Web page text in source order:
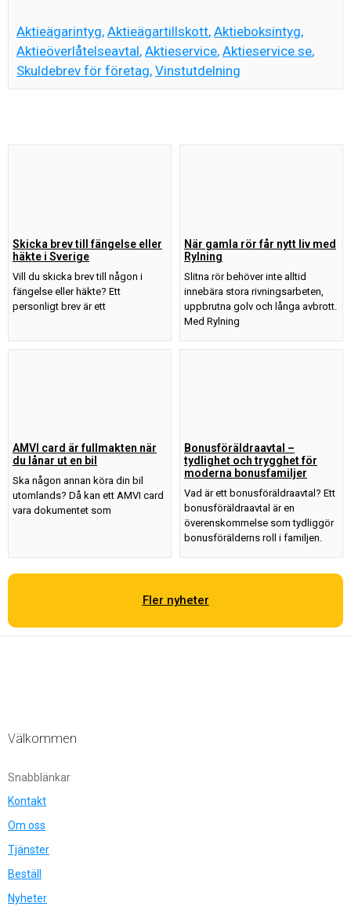
Aktieägarintyg, Aktieägartillskott, Aktieboksintyg,
Aktieöverlåtelseavtal, Aktieservice, Aktieservice.se,
Skuldebrev för företag, Vinstutdelning
Skicka brev till fängelse eller
häkte i Sverige
Vill du skicka brev till någon i
fängelse eller häkte? Ett
personligt brev är ett
När gamla rör får nytt liv med
Rylning
Slitna rör behöver inte alltid
innebära stora rivningsarbeten,
uppbrutna golv och långa avbrott.
Med Rylning
AMVI card är fullmakten när
du lånar ut en bil
Ska någon annan köra din bil
utomlands? Då kan ett AMVI card
vara dokumentet som
Bonusföräldraavtal –
tydlighet och trygghet för
moderna bonusfamiljer
Vad är ett bonusföräldraavtal? Ett
bonusföräldraavtal är en
överenskommelse som tydliggör
bonusförälderns roll i familjen.
Fler nyheter
Välkommen
Snabblänkar
Kontakt
Om oss
Tjänster
Beställ
Nyheter